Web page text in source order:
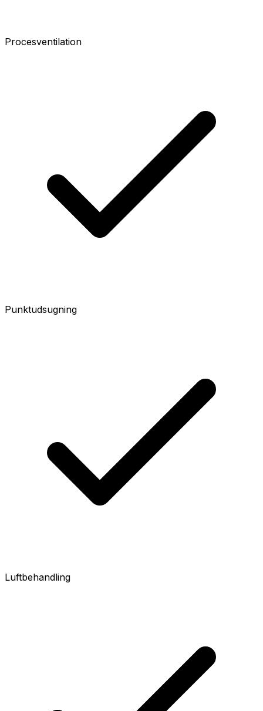
Procesventilation
Punktudsugning
Luftbehandling